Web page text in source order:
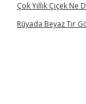
Çok Yıllık Çiçek Ne
Rüyada Beyaz Tır